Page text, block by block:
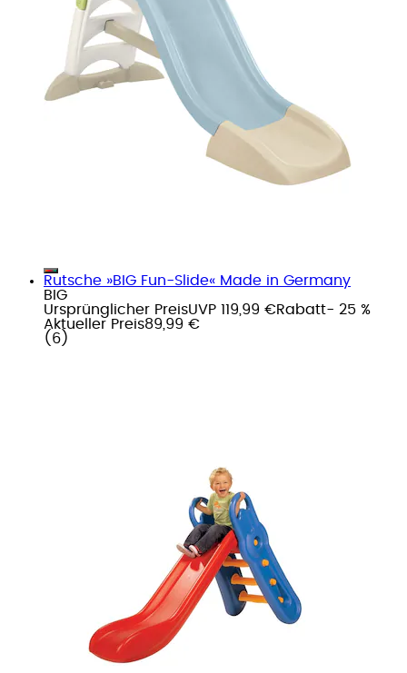
Rutsche »BIG Fun-Slide« Made in Germany
BIG
Ursprünglicher PreisUVP 119,99 €Rabatt- 25 %
Aktueller Preis89,99 €
( 6 )